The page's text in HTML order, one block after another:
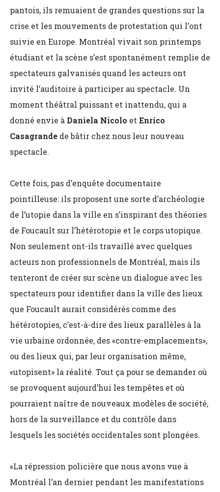
pantois, ils remuaient de grandes questions sur la
crise et les mouvements de protestation qui l’ont
suivie en Europe. Montréal vivait son printemps
étudiant et la scène s’est spontanément remplie de
spectateurs galvanisés quand les acteurs ont
invité l’auditoire à participer au spectacle. Un
moment théâtral puissant et inattendu, qui a
donné envie à Daniela Nicolo et Enrico
Casagrande de bâtir chez nous leur nouveau
spectacle.
Cette fois, pas d’enquête documentaire
pointilleuse: ils proposent une sorte d’archéologie
de l’utopie dans la ville en s’inspirant des théories
de Foucault sur l’hétérotopie et le corps utopique.
Non seulement ont-ils travaillé avec quelques
acteurs non professionnels de Montréal, mais ils
tenteront de créer sur scène un dialogue avec les
spectateurs pour identifier dans la ville des lieux
que Foucault aurait considérés comme des
hétérotopies, c’est-à-dire des lieux parallèles à la
vie urbaine ordonnée, des «contre-emplacements»,
ou des lieux qui, par leur organisation même,
«utopisent» la réalité. Tout ça pour se demander où
se provoquent aujourd’hui les tempêtes et où
pourraient naître de nouveaux modèles de société,
hors de la surveillance et du contrôle dans
lesquels les sociétés occidentales sont plongées.
«La répression policière que nous avons vue à
Montréal l’an dernier pendant les manifestations